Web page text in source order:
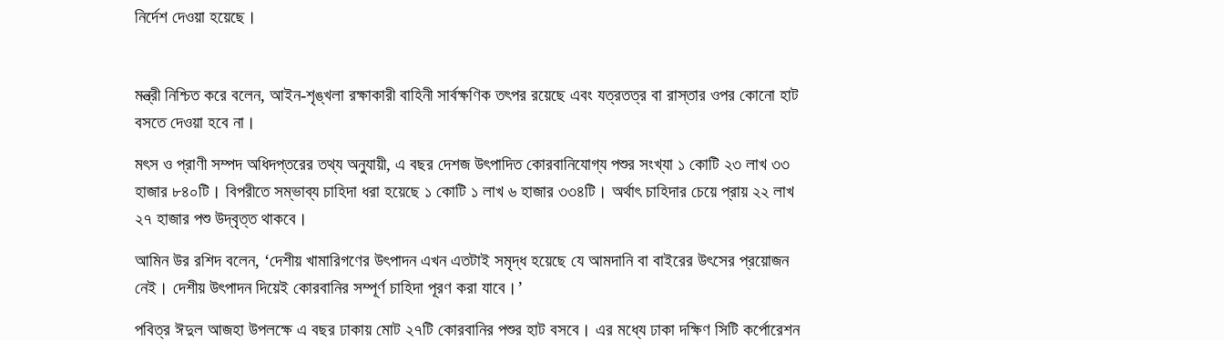
নির্দেশ দেওয়া হয়েছে।
মন্ত্রী নিশ্চিত করে বলেন, আইন-শৃঙ্খলা রক্ষাকারী বাহিনী সার্বক্ষণিক তৎপর রয়েছে এবং যত্রতত্র বা রাস্তার ওপর কোনো হাট
বসতে দেওয়া হবে না।
মৎস ও প্রাণী সম্পদ অধিদপ্তরের তথ্য অনুযায়ী, এ বছর দেশজ উৎপাদিত কোরবানিযোগ্য পশুর সংখ্যা ১ কোটি ২৩ লাখ ৩৩
হাজার ৮৪০টি। বিপরীতে সম্ভাব্য চাহিদা ধরা হয়েছে ১ কোটি ১ লাখ ৬ হাজার ৩৩৪টি। অর্থাৎ চাহিদার চেয়ে প্রায় ২২ লাখ
২৭ হাজার পশু উদ্বৃত্ত থাকবে।
আমিন উর রশিদ বলেন, ‘দেশীয় খামারিগণের উৎপাদন এখন এতটাই সমৃদ্ধ হয়েছে যে আমদানি বা বাইরের উৎসের প্রয়োজন
নেই। দেশীয় উৎপাদন দিয়েই কোরবানির সম্পূর্ণ চাহিদা পূরণ করা যাবে।’
পবিত্র ঈদুল আজহা উপলক্ষে এ বছর ঢাকায় মোট ২৭টি কোরবানির পশুর হাট বসবে। এর মধ্যে ঢাকা দক্ষিণ সিটি কর্পোরেশন